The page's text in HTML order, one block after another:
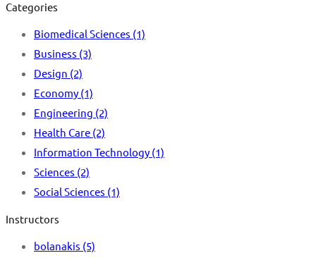
Categories
Biomedical Sciences (1)
Business (3)
Design (2)
Economy (1)
Engineering (2)
Health Care (2)
Information Technology (1)
Sciences (2)
Social Sciences (1)
Instructors
bolanakis (5)